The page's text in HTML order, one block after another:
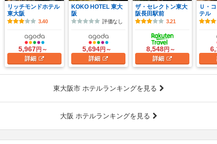
リッチモンドホテル
東大阪
3.40
5,967円～
詳細
KOKO HOTEL 東大
阪
評価なし
5,694円～
詳細
ザ・セレクトン東大
阪長田駅前
3.21
8,548円～
詳細
Ｕ・
テル
東大阪市 ホテルランキングを見る
大阪 ホテルランキングを見る